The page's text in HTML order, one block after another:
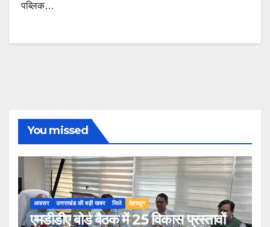
पब्लिक…
You missed
अफसर उत्तराखंड की बड़ी खबर जिले देहरादून
एमडीडीए बोर्ड बैठक में 25 विकास प्रस्तावों